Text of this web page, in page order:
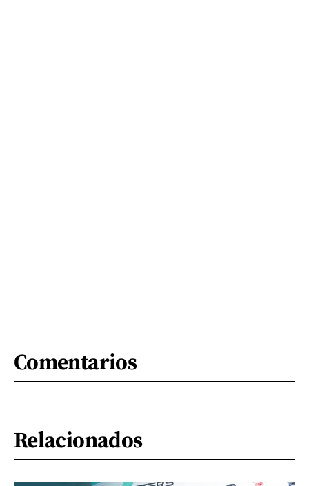
Comentarios
Relacionados